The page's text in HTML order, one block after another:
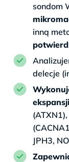
sondom
inną
delecje
JPH3,